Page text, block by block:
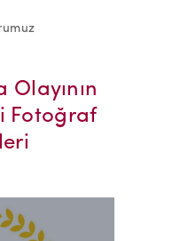
Fotoğraf